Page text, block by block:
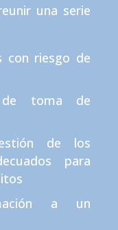
una serie
con riesgo de
de toma de
de los
para
a un